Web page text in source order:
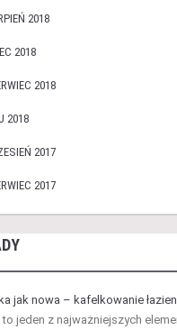
2018
2018
2018
2018
2017
2017
jak nowa – kafelkowanie
jeden z najważniejszych